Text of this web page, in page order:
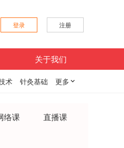
登录 注册
关于我们
术 针灸基础 更多 
络课 直播课